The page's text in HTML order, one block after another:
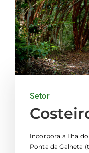
Setor
Incorpora a Ilha
Ponta da Galheta